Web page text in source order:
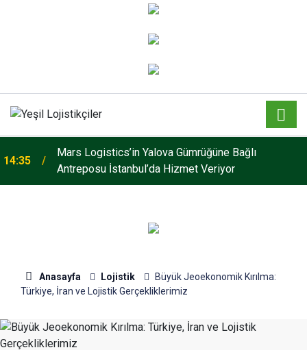
14:35
Mars Logistics’in Yalova Gümrüğüne Bağlı
Antreposu İstanbul’da Hizmet Veriyor
Anasayfa Lojistik
Büyük Jeoekonomik Kırılma:
Türkiye, İran ve Lojistik Gerçekliklerimiz